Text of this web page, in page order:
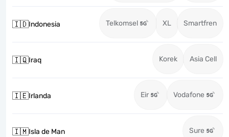
🇮🇩Indonesia Telkomsel XL Smartfren
🇮🇶Iraq Korek Asia Cell
🇮🇪Irlanda Eir Vodafone
🇮🇲Isla de Man Sure